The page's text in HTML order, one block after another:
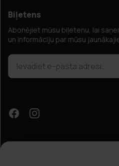
Biļetens
Abonējiet mūsu biļetenu, lai
un informāciju par mūsu